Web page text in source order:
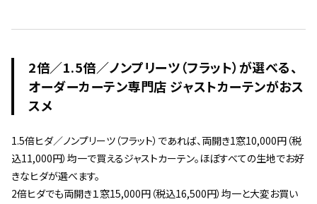
2倍／1.5倍／ノンプリーツ（フラット）が選べる、
オーダーカーテン専門店 ジャストカーテンがおス
スメ
1.5倍ヒダ／ノンプリーツ（フラット）であれば、両開き1窓10,000円（税
込11,000円）均一で買えるジャストカーテン。ほぼすべての生地でお好
きなヒダが選べます。
2倍ヒダでも両開き１窓15,000円（税込16,500円）均一と大変お買い